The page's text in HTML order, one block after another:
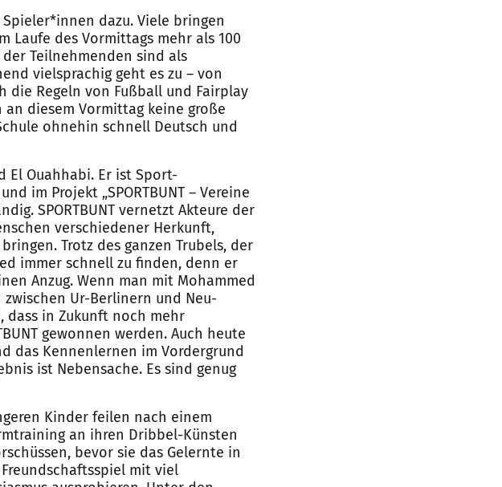
dazu. Viele bringen
Laufe des Vormittags mehr als 100
Teilnehmenden sind als
vielsprachig geht es zu – von
die Regeln von Fußball und Fairplay
diesem Vormittag keine große
ohnehin schnell Deutsch und
El Ouahhabi. Er ist Sport-
im Projekt „SPORTBUNT – Vereine
SPORTBUNT vernetzt Akteure der
verschiedener Herkunft,
Trotz des ganzen Trubels, der
immer schnell zu finden, denn er
Anzug. Wenn man mit Mohammed
Ur-Berlinern und Neu-
dass in Zukunft noch mehr
gewonnen werden. Auch heute
das Kennenlernen im Vordergrund
ist Nebensache. Es sind genug
Kinder feilen nach einem
an ihren Dribbel-Künsten
bevor sie das Gelernte in
mit viel